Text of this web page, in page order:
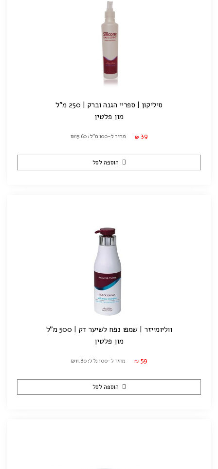
סיליקון | ספריי הגנה וברק | 250 מ"ל
מון פלטין
₪ 39 מחיר ל-100 מ"ל: ₪15.60
הוספה לסל
ווליומייזר | שמפו נפח לשיער דק | 500 מ"ל
מון פלטין
₪ 59 מחיר ל-100 מ"ל: ₪11.80
הוספה לסל